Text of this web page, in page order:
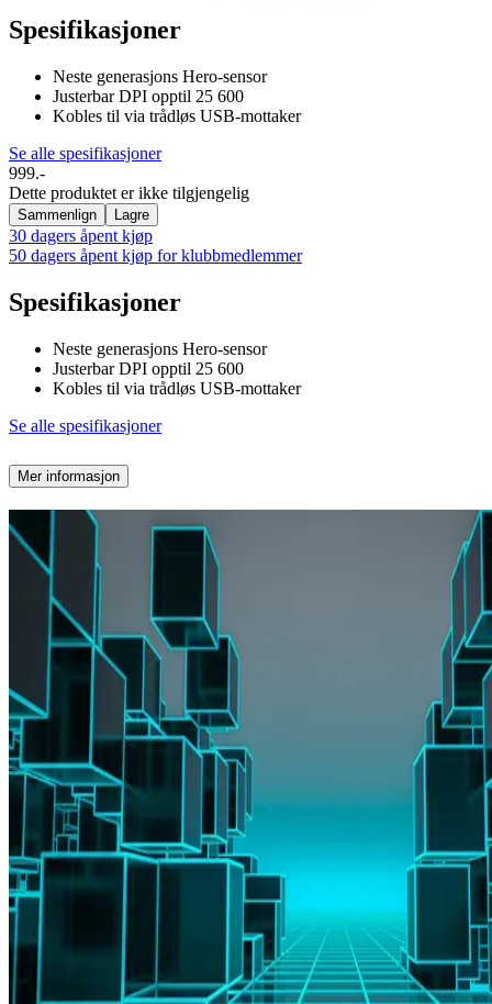
Spesifikasjoner
Neste generasjons Hero-sensor
Justerbar DPI opptil 25 600
Kobles til via trådløs USB-mottaker
Se alle spesifikasjoner
999.-
Dette produktet er ikke tilgjengelig
Sammenlign Lagre
30 dagers åpent kjøp
50 dagers åpent kjøp for klubbmedlemmer
Spesifikasjoner
Neste generasjons Hero-sensor
Justerbar DPI opptil 25 600
Kobles til via trådløs USB-mottaker
Se alle spesifikasjoner
Mer informasjon